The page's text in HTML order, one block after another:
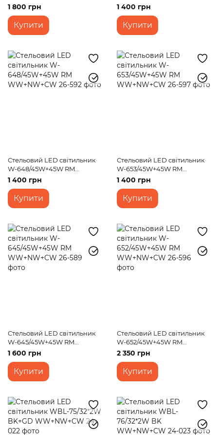
WW+NW+CW
1 800 грн
Купити
WW+NW+CW
1 400 грн
Купити
Стельовий LED світильник
W-648/45W+45W RM
WW+NW+CW
1 400 грн
Купити
Стельовий LED світильник
W-653/45W+45W RM
WW+NW+CW
1 400 грн
Купити
Стельовий LED світильник
W-645/45W+45W RM
WW+NW+CW
1 600 грн
Купити
Стельовий LED світильник
W-652/45W+45W RM
WW+NW+CW
2 350 грн
Купити